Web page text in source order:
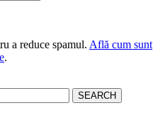
a reduce spamul. Află cum sunt
.